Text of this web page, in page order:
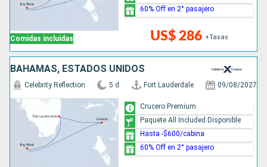
Comidas incluidas US$ 286 +Tasas
60% Off en 2° pasajero
BAHAMAS, ESTADOS UNIDOS
Celebrity Reflection 5 d Fort Lauderdale 09/08/2027
Crucero Premium
Paquete All Included Disponible
Hasta -$600/cabina
60% Off en 2° pasajero